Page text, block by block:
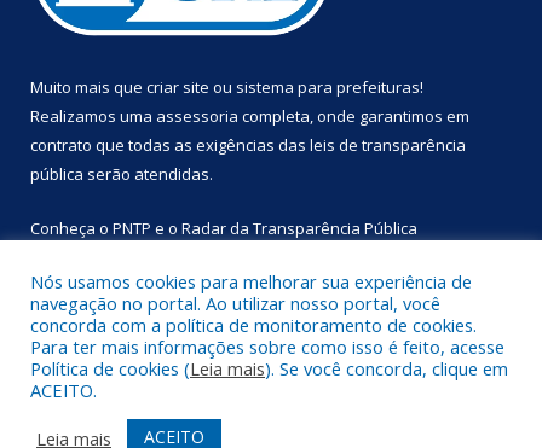
Muito mais que criar site ou sistema para prefeituras!
Realizamos uma assessoria completa, onde garantimos em
contrato que todas as exigências das leis de transparência
pública serão atendidas.
Conheça o PNTP e o Radar da Transparência Pública
Todos os direitos reservados a Prefeitura Municipal de
Primavera.
Mapa do Site
Acessar Área Administrativa
Nós usamos cookies para melhorar sua experiência de
navegação no portal. Ao utilizar nosso portal, você
concorda com a política de monitoramento de cookies.
Para ter mais informações sobre como isso é feito, acesse
Política de cookies (Leia mais). Se você concorda, clique em
ACEITO.
Leia mais
ACEITO